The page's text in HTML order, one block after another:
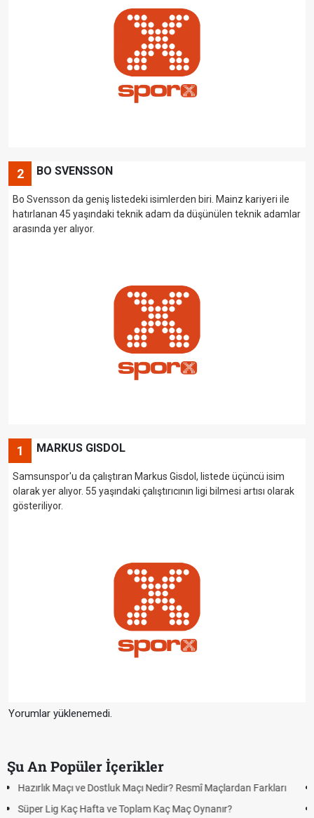
2 BO SVENSSON
Bo Svensson da geniş listedeki isimlerden biri. Mainz kariyeri ile
hatırlanan 45 yaşındaki teknik adam da düşünülen teknik adamlar
arasında yer alıyor.
1 MARKUS GISDOL
Samsunspor'u da çalıştıran Markus Gisdol, listede üçüncü isim
olarak yer alıyor. 55 yaşındaki çalıştırıcının ligi bilmesi artısı olarak
gösteriliyor.
Yorumlar yüklenemedi.
Şu An Popüler İçerikler
Puan Durumunda AG, OM ve Diğer Kısaltmalar Ne Anlama Gelir?
Skor Ne Demek? Sporda Skor ve Sonuç Kavramları